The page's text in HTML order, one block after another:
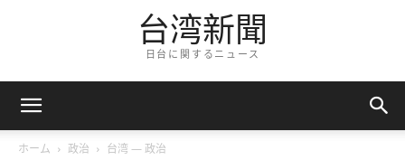
台湾新聞
日台に関するニュース
ホーム 政治 台湾 — 政治